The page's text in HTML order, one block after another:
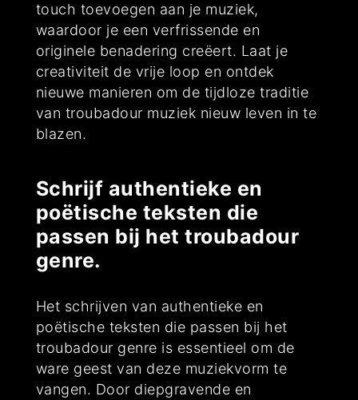
touch toevoegen aan je muziek,
waardoor je een verfrissende en
originele benadering creëert. Laat je
creativiteit de vrije loop en ontdek
nieuwe manieren om de tijdloze traditie
van troubadour muziek nieuw leven in te
blazen.
Schrijf authentieke en
poëtische teksten die
passen bij het troubadour
genre.
Het schrijven van authentieke en
poëtische teksten die passen bij het
troubadour genre is essentieel om de
ware geest van deze muziekvorm te
vangen. Door diepgravende en